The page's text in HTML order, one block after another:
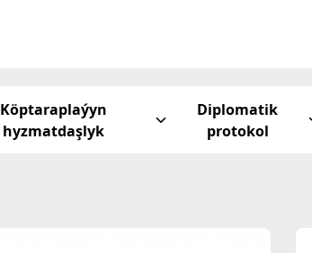
Köptaraplaýyn
hyzmatdaşlyk
Diplomatik
protokol